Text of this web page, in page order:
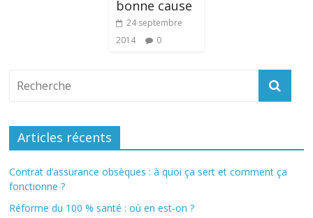
bonne cause
24 septembre
2014
0
Articles récents
Contrat d’assurance obsèques : à quoi ça sert et comment ça
fonctionne ?
Réforme du 100 % santé : où en est-on ?